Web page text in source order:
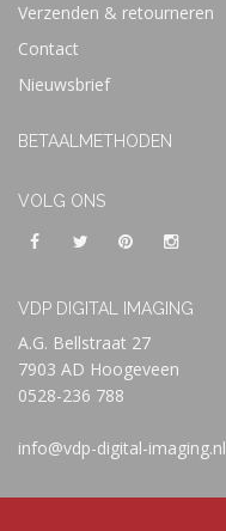
Verzenden & retourneren
Contact
Nieuwsbrief
BETAALMETHODEN
VOLG ONS
VDP DIGITAL IMAGING
A.G. Bellstraat 27
7903 AD Hoogeveen
0528-236 788
info@vdp-digital-imaging.nl